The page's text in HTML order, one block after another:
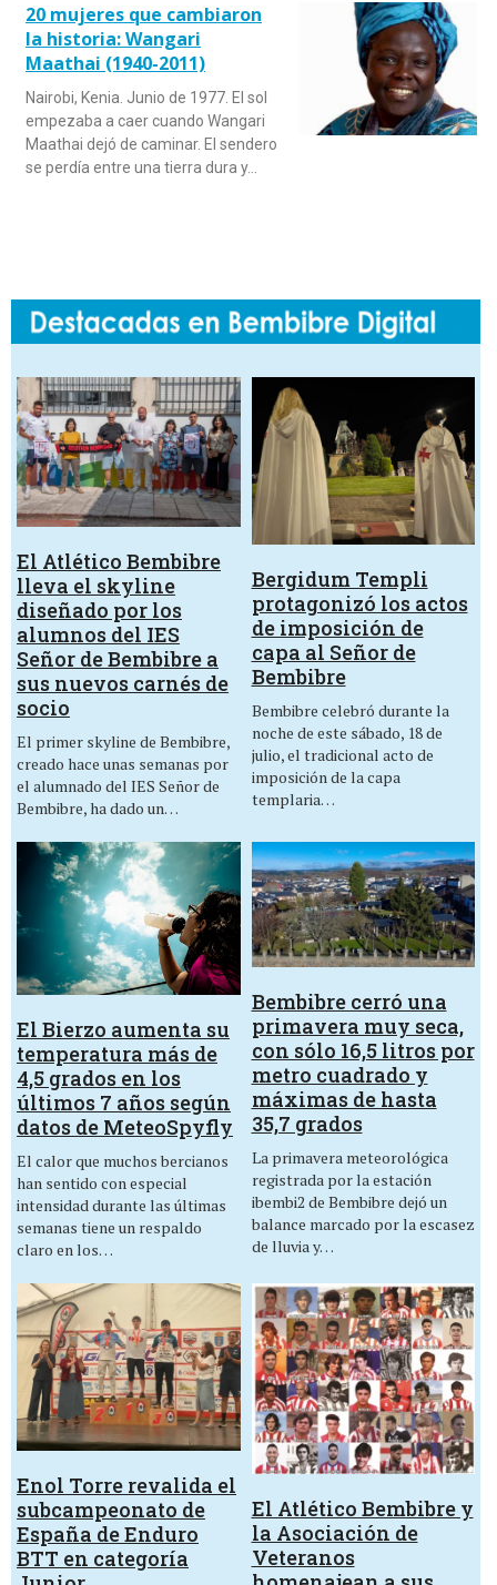
20 mujeres que cambiaron
la historia: Wangari
Maathai (1940-2011)
Nairobi, Kenia. Junio de 1977. El sol
empezaba a caer cuando Wangari
Maathai dejó de caminar. El sendero
se perdía entre una tierra dura y…
El Atlético Bembibre
lleva el skyline
diseñado por los
alumnos del IES
Señor de Bembibre a
sus nuevos carnés de
socio
El primer skyline de Bembibre,
creado hace unas semanas por
el alumnado del IES Señor de
Bembibre, ha dado un…
Bergidum Templi
protagonizó los actos
de imposición de
capa al Señor de
Bembibre
Bembibre celebró durante la
noche de este sábado, 18 de
julio, el tradicional acto de
imposición de la capa
templaria…
El Bierzo aumenta su
temperatura más de
4,5 grados en los
últimos 7 años según
datos de MeteoSpyfly
El calor que muchos bercianos
han sentido con especial
intensidad durante las últimas
semanas tiene un respaldo
claro en los…
Bembibre cerró una
primavera muy seca,
con sólo 16,5 litros por
metro cuadrado y
máximas de hasta
35,7 grados
La primavera meteorológica
registrada por la estación
ibembi2 de Bembibre dejó un
balance marcado por la escasez
de lluvia y…
Enol Torre revalida el
subcampeonato de
España de Enduro
BTT en categoría
El Atlético Bembibre y
la Asociación de
Veteranos